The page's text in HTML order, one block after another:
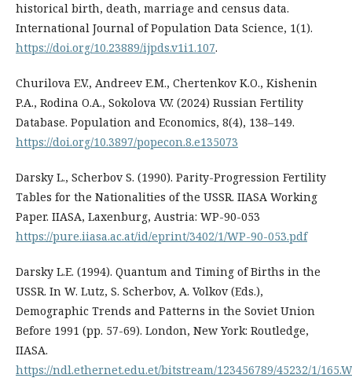
historical birth, death, marriage and census data.
International Journal of Population Data Science, 1(1).
https://doi.org/10.23889/ijpds.v1i1.107.
Churilova E.V., Andreev E.M., Chertenkov K.O., Kishenin
P.A., Rodina O.A., Sokolova V.V. (2024) Russian Fertility
Database. Population and Economics, 8(4), 138–149.
https://doi.org/10.3897/popecon.8.e135073
Darsky L., Scherbov S. (1990). Parity-Progression Fertility
Tables for the Nationalities of the USSR. IIASA Working
Paper. IIASA, Laxenburg, Austria: WP-90-053
https://pure.iiasa.ac.at/id/eprint/3402/1/WP-90-053.pdf
Darsky L.E. (1994). Quantum and Timing of Births in the
USSR. In W. Lutz, S. Scherbov, A. Volkov (Eds.),
Demographic Trends and Patterns in the Soviet Union
Before 1991 (pp. 57-69). London, New York: Routledge,
IIASA.
https://ndl.ethernet.edu.et/bitstream/123456789/45232/1/